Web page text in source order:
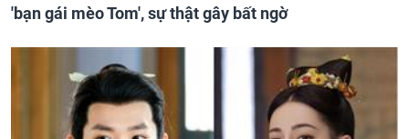
'bạn gái mèo Tom', sự thật gây bất ngờ